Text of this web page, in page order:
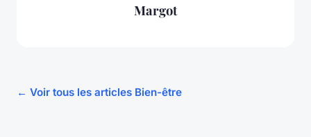
Margot
← Voir tous les articles Bien-être